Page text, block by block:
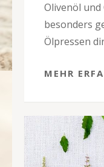
Olivenöl und
besonders
Ölpressen
MEHR